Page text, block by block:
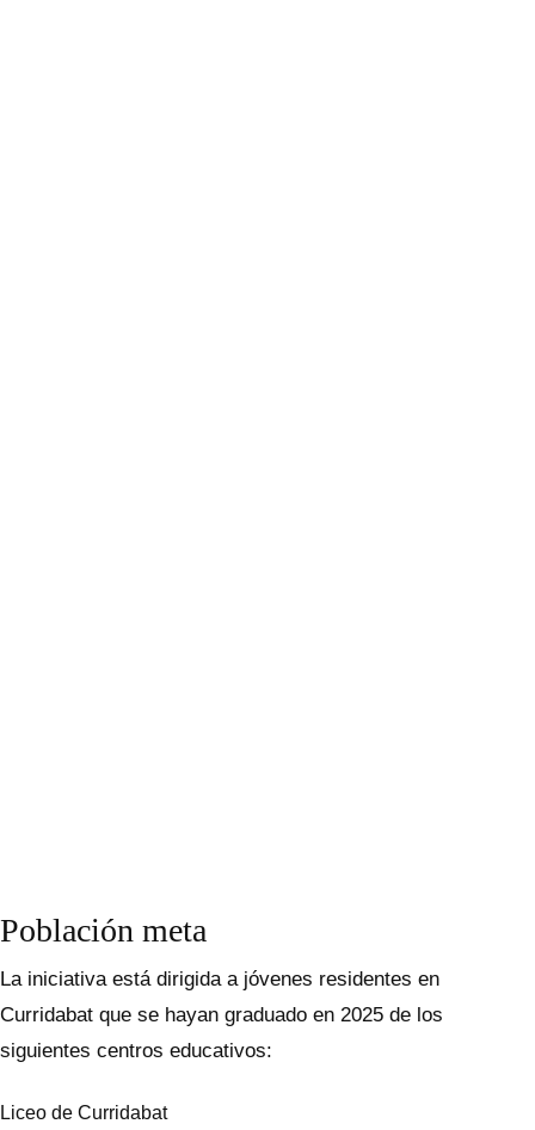
Población meta
La iniciativa está dirigida a jóvenes residentes en
Curridabat que se hayan graduado en 2025 de los
siguientes centros educativos:
Liceo de Curridabat